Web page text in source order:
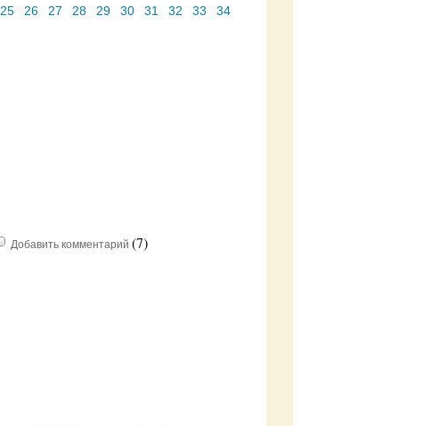
25 26 27 28 29 30 31 32 33
34
Добавить комментарий (7)